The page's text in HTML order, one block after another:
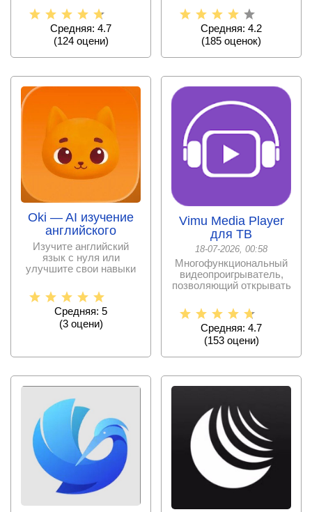
Средняя: 4.7
(124оцени)
наукам быстро
Средняя: 4.2
(185 оценок)
Oki — AI изучение
английского
Изучите английский
язык с нуля или
улучшите свои навыки
языком
Средняя: 5
(3оцени)
Vimu Media Player
для ТВ
18-07-2026, 00:58
Многофункциональный
видеопроигрыватель,
позволяющий открывать
Средняя: 4.7
(153оцени)